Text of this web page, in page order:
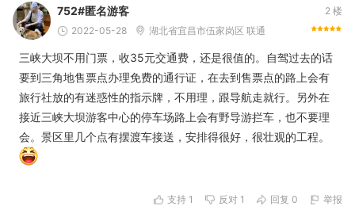
2 楼
752#匿名游客
2022-05-28 湖北省宜昌市伍家岗区 联通
三峡大坝不用门票，收35元交通费，还是很值的。自驾过去的话
要到三角地售票点办理免费的通行证，在去到售票点的路上会有
旅行社放的有迷惑性的指示牌，不用理，跟导航走就行。另外在
接近三峡大坝游客中心的停车场路上会有野导游拦车，也不要理
会。景区里几个点有摆渡车接送，安排得很好，很壮观的工程。
支持 1 反对 1 回复 0 举报